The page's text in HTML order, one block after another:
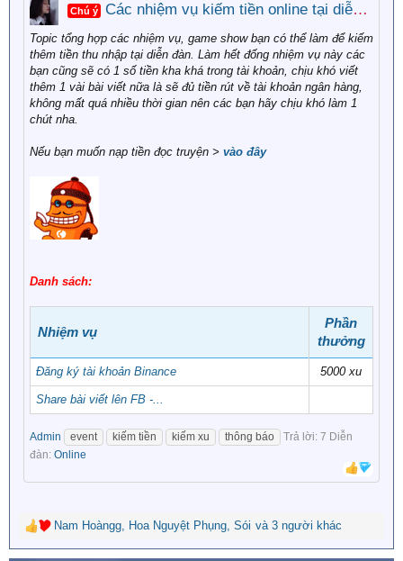
Chú ý Các nhiệm vụ kiếm tiền online tại diễn đàn
Topic tổng hợp các nhiệm vụ, game show bạn có thể làm để kiếm
thêm tiền thu nhập tại diễn đàn. Làm hết đống nhiệm vụ này các
bạn cũng sẽ có 1 số tiền kha khá trong tài khoản, chịu khó viết
thêm 1 vài bài viết nữa là sẽ đủ tiền rút về tài khoản ngân hàng,
không mất quá nhiều thời gian nên các bạn hãy chịu khó làm 1
chút nha.
Nếu bạn muốn nạp tiền đọc truyện > vào đây
Danh sách:
Nhiệm vụ
Phần
thưởng​
Đăng ký tài khoản Binance 5000 xu​
Share bài viết lên FB -...
Admin event kiếm tiền kiếm xu thông báo Trả lời: 7 Diễn
đàn: Online
R
e
Nam Hoàngg, Hoa Nguyệt Phụng, Sói và 3 người khác